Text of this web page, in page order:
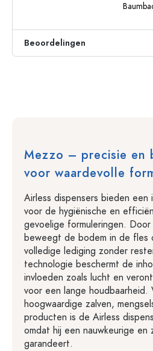
Beoordelingen
Mezzo – precisie en
voor waardevolle
Airless dispensers bieden een
voor de hygiënische en
gevoelige formuleringen.
beweegt de bodem in de fles
volledige lediging zonder
technologie beschermt de
invloeden zoals lucht en
voor een lange houdbaarheid.
hoogwaardige zalven,
producten is de Airless
omdat hij een nauwkeurige en
garandeert.